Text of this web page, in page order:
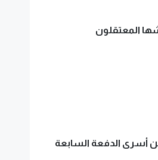
المعتقلون
أسرى الدفعة السابعة